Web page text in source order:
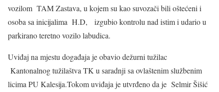
vozilom TAM Zastava, u kojem su kao suvozači bili oštećeni i
osoba sa inicijalima H.D, izgubio kontrolu nad istim i udario u
parkirano teretno vozilo labudica.
Uviđaj na mjestu događaja je obavio dežurni tužilac
Kantonalnog tužilaštva TK u saradnji sa ovlaštenim službenim
licima PU Kalesija.Tokom uviđaja je utvrđeno da je Selmir Šišić